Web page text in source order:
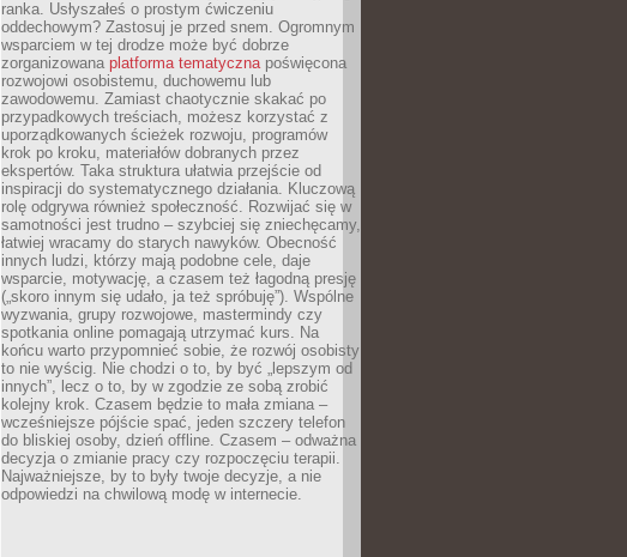
ranka. Usłyszałeś o prostym ćwiczeniu
oddechowym? Zastosuj je przed snem. Ogromnym
wsparciem w tej drodze może być dobrze
zorganizowana platforma tematycznapoświęcona
rozwojowi osobistemu, duchowemu lub
zawodowemu. Zamiast chaotycznie skakać po
przypadkowych treściach, możesz korzystać z
uporządkowanych ścieżek rozwoju, programów
krok po kroku, materiałów dobranych przez
ekspertów. Taka struktura ułatwia przejście od
inspiracji do systematycznego działania. Kluczową
rolę odgrywa również społeczność. Rozwijać się w
samotności jest trudno – szybciej się zniechęcamy,
łatwiej wracamy do starych nawyków. Obecność
innych ludzi, którzy mają podobne cele, daje
wsparcie, motywację, a czasem też łagodną presję
(„skoro innym się udało, ja też spróbuję”). Wspólne
wyzwania, grupy rozwojowe, mastermindy czy
spotkania online pomagają utrzymać kurs. Na
końcu warto przypomnieć sobie, że rozwój osobisty
to nie wyścig. Nie chodzi o to, by być „lepszym od
innych”, lecz o to, by w zgodzie ze sobą zrobić
kolejny krok. Czasem będzie to mała zmiana –
wcześniejsze pójście spać, jeden szczery telefon
do bliskiej osoby, dzień offline. Czasem – odważna
decyzja o zmianie pracy czy rozpoczęciu terapii.
Najważniejsze, by to były twoje decyzje, a nie
odpowiedzi na chwilową modę w internecie.